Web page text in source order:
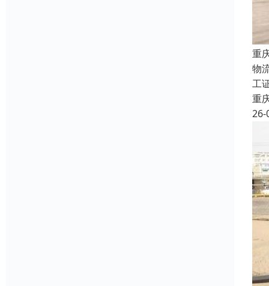
重
物
工
重
26-